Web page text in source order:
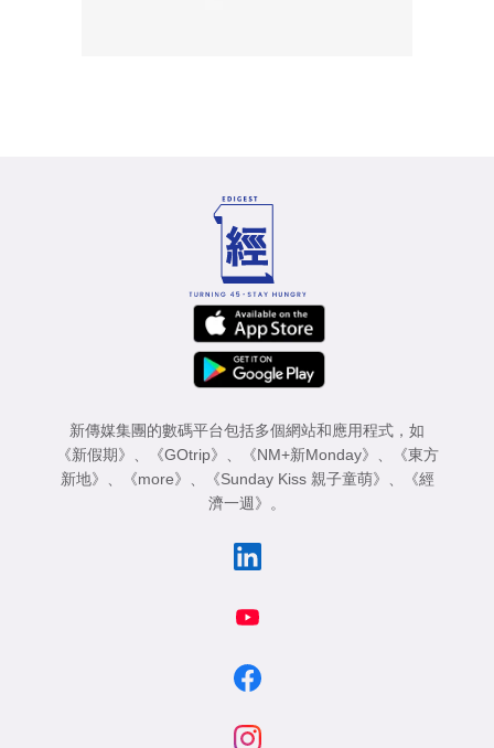
新傳媒集團的數碼平台包括多個網站和應用程式，如
《新假期》
《GOtrip》 《NM+新Monday》
《東方
新地》
《more》 《Sunday Kiss 親子童萌》
《經
濟一週》
。